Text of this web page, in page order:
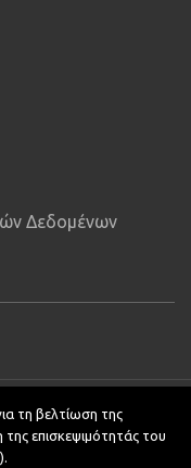
Δεδομένων
ιστοτόπου: Τμήμα
Διεθνών και
τη βελτίωση της
επισκεψιμότητάς του